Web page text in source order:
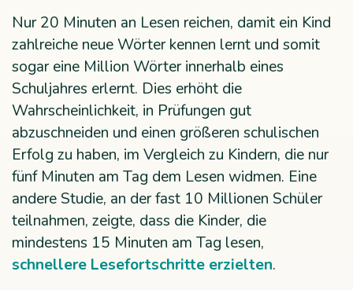
Nur 20 Minuten an Lesen reichen, damit ein Kind
zahlreiche neue Wörter kennen lernt und somit
sogar eine Million Wörter innerhalb eines
Schuljahres erlernt. Dies erhöht die
Wahrscheinlichkeit, in Prüfungen gut
abzuschneiden und einen größeren schulischen
Erfolg zu haben, im Vergleich zu Kindern, die nur
fünf Minuten am Tag dem Lesen widmen. Eine
andere Studie, an der fast 10 Millionen Schüler
teilnahmen, zeigte, dass die Kinder, die
mindestens 15 Minuten am Tag lesen,
schnellere Lesefortschritte erzielten.